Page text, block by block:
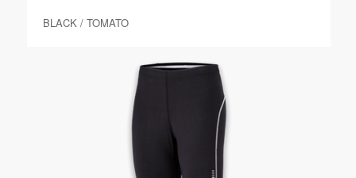
BLACK / TOMATO